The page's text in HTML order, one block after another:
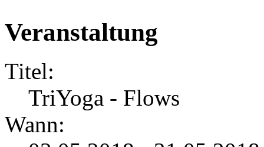
Veranstaltung
Titel:
TriYoga - Flows
Wann: